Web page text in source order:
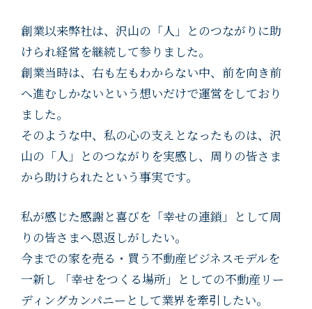
創業以来弊社は、沢山の「人」とのつながりに助
けられ経営を継続して参りました。
創業当時は、右も左もわからない中、前を向き前
へ進むしかないという想いだけで運営をしており
ました。
そのような中、私の心の支えとなったものは、沢
山の「人」とのつながりを実感し、周りの皆さま
から助けられたという事実です。
私が感じた感謝と喜びを「幸せの連鎖」として周
りの皆さまへ恩返しがしたい。
今までの家を売る・買う不動産ビジネスモデルを
一新し 「幸せをつくる場所」としての不動産リー
ディングカンパニーとして業界を牽引したい。